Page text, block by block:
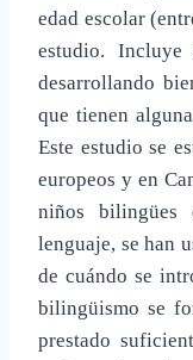
edad escolar
estudio.
desarrollando
que tienen
Este estudio se
europeos y en
niños bilingües
lenguaje, se han
de cuándo se
bilingüismo se
prestado